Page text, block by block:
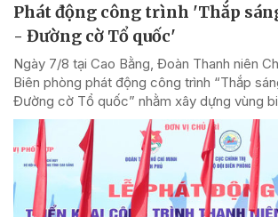
Phát động công trình 'Thắp
- Đường cờ Tổ quốc'
Ngày 7/8 tại Cao Bằng, Đoàn Thanh niên
Biên phòng phát động công trình “Thắp
Đường cờ Tổ quốc” nhằm xây dựng vùng